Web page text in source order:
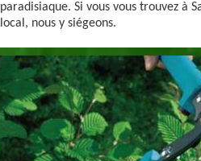
paradisiaque. Si vous vous trouvez à
local, nous y siégeons.